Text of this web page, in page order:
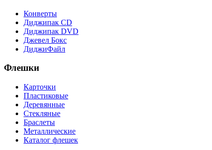
Конверты
Диджипак CD
Диджипак DVD
Джевел Бокс
ДиджиФайл
Флешки
Карточки
Пластиковые
Деревянные
Стекляные
Браслеты
Металлические
Каталог флешек